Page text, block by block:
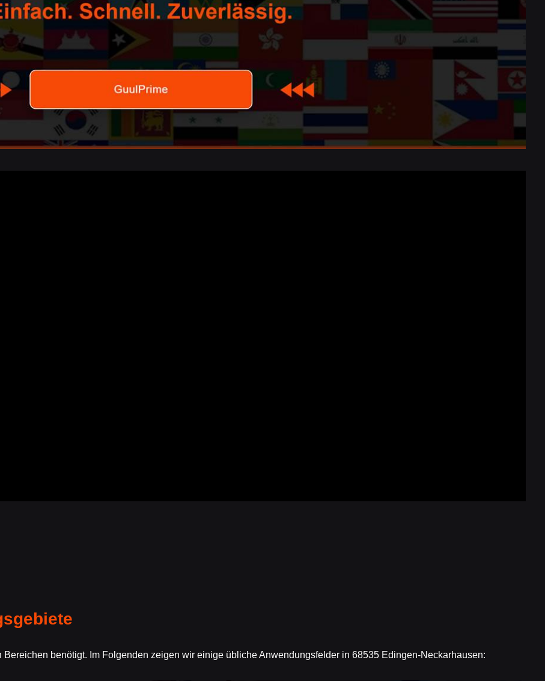
benötigt. Im Folgenden zeigen wir einige übliche Anwendungsfelder in 68535 Edingen-Neckarhausen: